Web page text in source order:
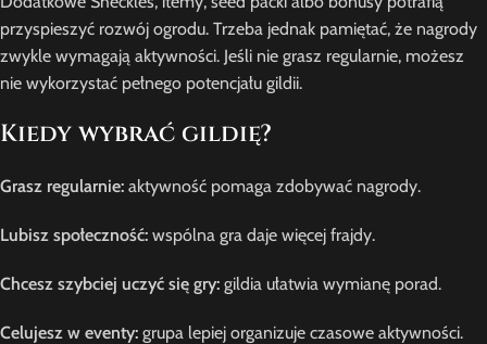
przyspieszyć rozwój ogrodu. Trzeba jednak pamiętać, że nagrody
zwykle wymagają aktywności. Jeśli nie grasz regularnie, możesz
nie wykorzystać pełnego potencjału gildii.
Kiedy wybrać gildię?
Grasz regularnie: aktywność pomaga zdobywać nagrody.
Lubisz społeczność: wspólna gra daje więcej frajdy.
Chcesz szybciej uczyć się gry: gildia ułatwia wymianę porad.
Celujesz w eventy: grupa lepiej organizuje czasowe aktywności.